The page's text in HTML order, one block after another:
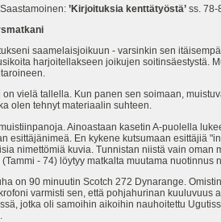
’Kirjoituksia kenttätyöstä’ ss. 78-
saamelaisjoikuun - varsinkin sen
harjoitellakseen joikujen soitinsäestystä.
vielä tallella. Kun panen sen soimaan,
olen tehnyt materiaalin suhteen.
Ainoastaan kasetin A-puolella
esittäjänimeä. En kykene kutsumaan esittäjiä
nimettömiä kuvia. Tunnistan niistä vain oman
- 74) löytyy matkalta muutama nuotinnus
on 90 minuutin Scotch 272 Dynarange.
varmisti sen, että pohjahurinan
jotka oli samoihin aikoihin nauhoitettu